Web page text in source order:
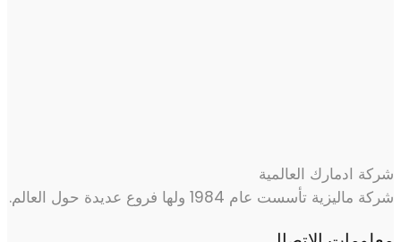
شركة ادمارك العالمية
شركة ماليزية تأسست عام 1984 ولها فروع عديدة حول العالم.